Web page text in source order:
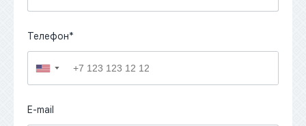
Телефон*
▼
E-mail